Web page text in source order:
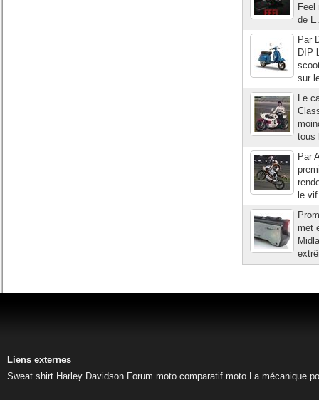
de
Par
DIP
sur
Le
tous
Par
le
met
Liens externes
Sweat shirt Harley Davidson Forum moto comparatif moto La mécanique